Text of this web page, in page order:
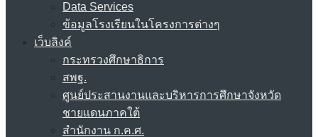
Data Services
ข้อมูลโรงเรียนในโครงการต่างๆ
เว็บลิงค์
กระทรวงศึกษาธิการ
สพฐ.
ศูนย์ประสานงานและบริหารการศึกษาจังหวัด
ชายแดนภาคใต้
สำนักงาน ก.ค.ศ.